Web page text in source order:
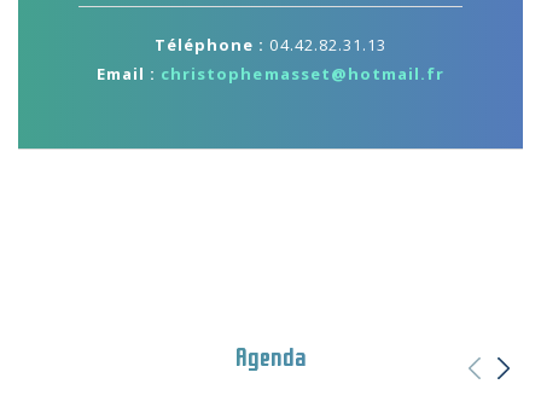
Téléphone : 04.42.82.31.13
Email : christophemasset@hotmail.fr
Agenda